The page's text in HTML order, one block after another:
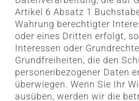
Artikel 6 Absatz 1
Wahrung berechtigter
oder eines Dritten erfolgt,
Interessen oder
Grundfreiheiten, die den
personenbezogener Daten
überwiegen. Wenn Sie Ihr
ausüben, werden wir die